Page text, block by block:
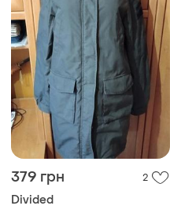
379 грн 2
Divided